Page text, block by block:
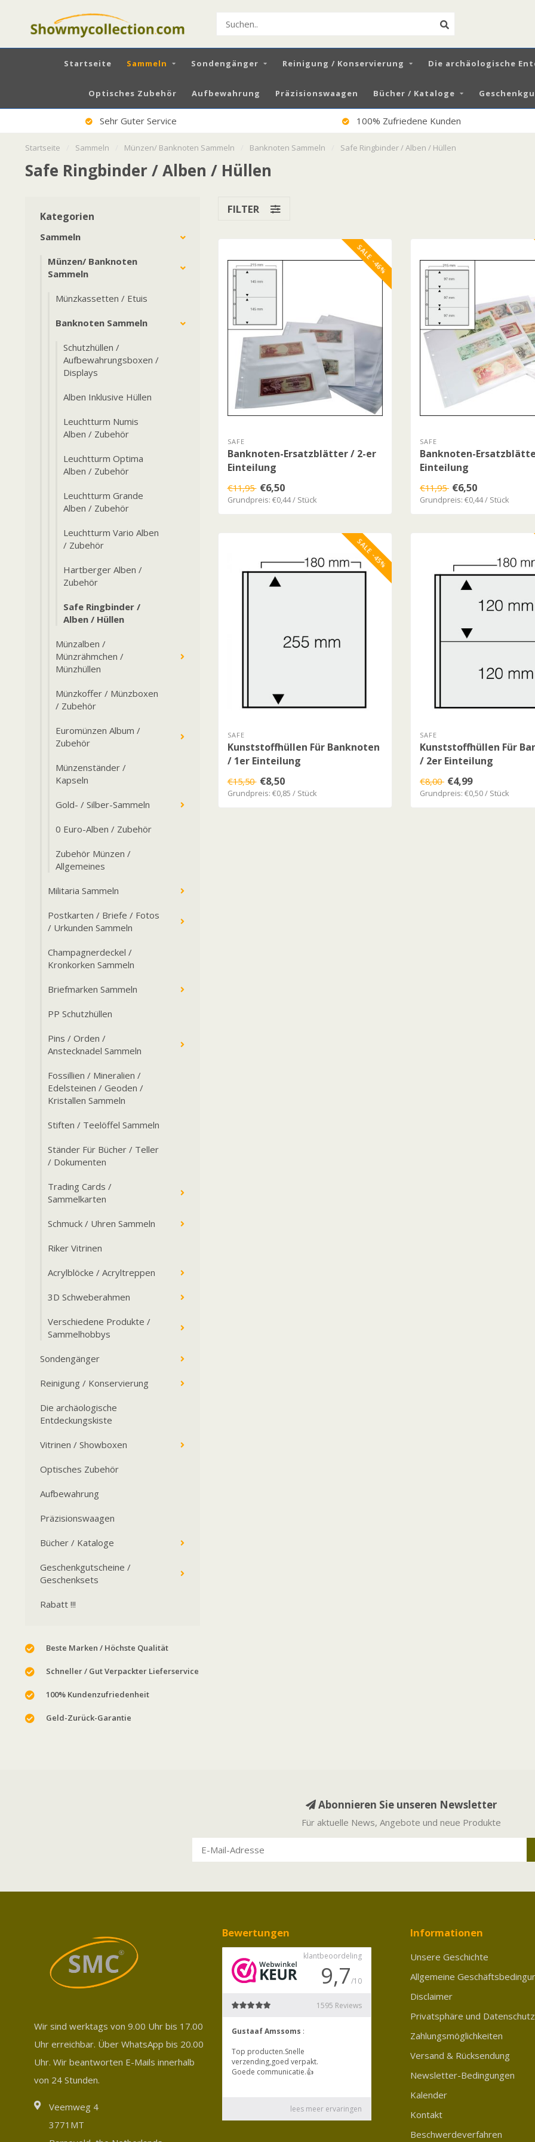
Startseite Sammeln Sondengänger Reinigung / Konservierung Die archäologische
Optisches Zubehör Aufbewahrung Präzisionswaagen Bücher / Kataloge
Sehr Guter Service 100% Zufriedene Kunden
Startseite Sammeln Münzen/ Banknoten Sammeln Banknoten Sammeln Safe Ringbinder / Alben / Hüllen
Safe Ringbinder / Alben / Hüllen
Kategorien
Sammeln
Münzen/ Banknoten
Sammeln
Münzkassetten / Etuis
Banknoten Sammeln
Schutzhüllen /
Aufbewahrungsboxen /
Displays
Alben Inklusive Hüllen
Leuchtturm Numis
Alben / Zubehör
Leuchtturm Optima
Alben / Zubehör
Leuchtturm Grande
Alben / Zubehör
Leuchtturm Vario Alben
/ Zubehör
Hartberger Alben /
Zubehör
Safe Ringbinder /
Alben / Hüllen
Münzalben /
Münzrähmchen /
Münzhüllen
Münzkoffer / Münzboxen
/ Zubehör
Euromünzen Album /
Zubehör
Münzenständer /
Kapseln
Gold- / Silber-Sammeln
0 Euro-Alben / Zubehör
Zubehör Münzen /
Allgemeines
Militaria Sammeln
Postkarten / Briefe / Fotos
/ Urkunden Sammeln
Champagnerdeckel /
Kronkorken Sammeln
Briefmarken Sammeln
PP Schutzhüllen
Pins / Orden /
Anstecknadel Sammeln
Fossillien / Mineralien /
Edelsteinen / Geoden /
Kristallen Sammeln
Stiften / Teelöffel Sammeln
Ständer Für Bücher / Teller
/ Dokumenten
Trading Cards /
Sammelkarten
Schmuck / Uhren Sammeln
Riker Vitrinen
Acrylblöcke / Acryltreppen
3D Schweberahmen
Verschiedene Produkte /
Sammelhobbys
Sondengänger
Reinigung / Konservierung
Die archäologische
Entdeckungskiste
Vitrinen / Showboxen
Optisches Zubehör
Aufbewahrung
Präzisionswaagen
Bücher / Kataloge
Geschenkgutscheine /
Geschenksets
Rabatt !!!
Beste Marken / Höchste Qualität
Schneller / Gut Verpackter Lieferservice
100% Kundenzufriedenheit
Geld-Zurück-Garantie
FILTER
SALE -46%
SAFE
Banknoten-Ersatzblätter / 2-er
Einteilung
€11,95 €6,50
Grundpreis: €0,44 / Stück
SAFE
Banknoten-
Einteilung
€11,95 €6,50
Grundpreis: €0,44 / Stück
SALE -45%
SAFE
Kunststoffhüllen Für Banknoten
/ 1er Einteilung
€15,50 €8,50
Grundpreis: €0,85 / Stück
SAFE
Kunststoffhüllen Für
/ 2er Einteilung
€8,00 €4,99
Grundpreis: €0,50 / Stück
Abonnieren Sie unseren Newsletter
Für aktuelle News, Angebote und neue Produkte
Wir sind werktags von 9.00 Uhr bis 17.00
Uhr erreichbar. Über WhatsApp bis 20.00
Uhr. Wir beantworten E-Mails innerhalb
von 24 Stunden.
Veemweg 4
3771MT
Bewertungen Informationen
Unsere Geschichte
Allgemeine
Disclaimer
Privatsphäre und Datenschutz
Zahlungsmöglichkeiten
Versand & Rücksendung
Newsletter-Bedingungen
Kalender
Kontakt
Beschwerdeverfahren